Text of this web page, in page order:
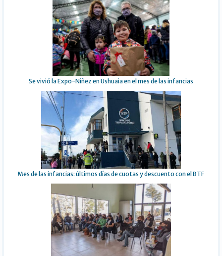
Se vivió la Expo-Niñez en Ushuaia en el mes de las infancias
Mes de las infancias: últimos días de cuotas y descuento con el BTF